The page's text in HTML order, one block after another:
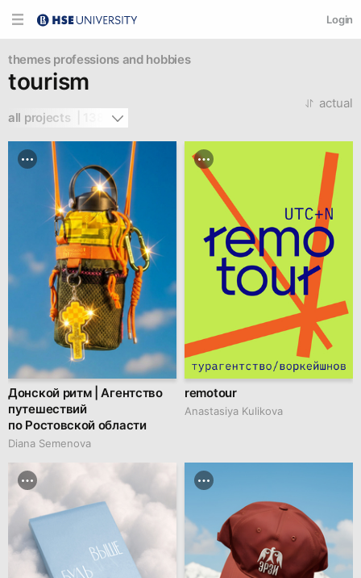
Login
themes professions and hobbies
tourism
all projects  | 138
actual
Донской ритм | Агентство
путешествий
по Ростовской области
Diana Semenova
remotour
Anastasiya Kulikova